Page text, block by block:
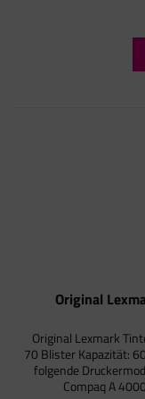
Original
Original Lexmark
70 Blister Kapazität:
folgende
Compaq A